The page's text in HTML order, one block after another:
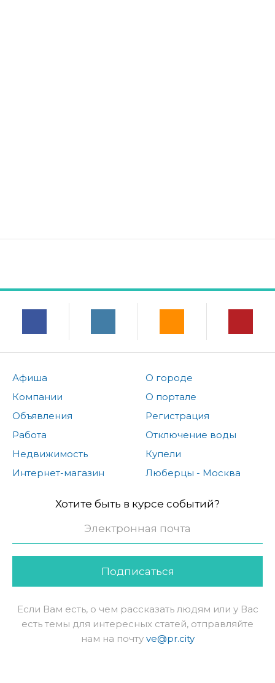
Афиша
Компании
Объявления
Работа
Недвижимость
Интернет-магазин
О городе
О портале
Регистрация
Отключение воды
Купели
Люберцы - Москва
Хотите быть в курсе событий?
Подписаться
Если Вам есть, о чем рассказать людям или у Вас
есть темы для интересных статей, отправляйте
нам на почту ve@pr.city